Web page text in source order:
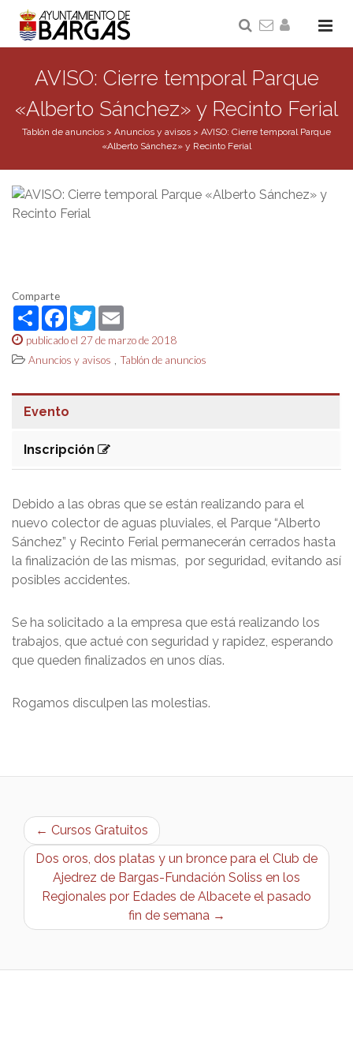
AVISO: Cierre temporal Parque
«Alberto Sánchez» y Recinto Ferial
Tablón de anuncios > Anuncios y avisos > AVISO: Cierre temporal Parque
«Alberto Sánchez» y Recinto Ferial
Comparte
ShareFacebook
Twitter
publicado el 27 de marzo de 2018
Anuncios y avisos , Tablón de anuncios
Evento
Inscripción
Debido a las obras que se están realizando para el
nuevo colector de aguas pluviales, el Parque “Alberto
Sánchez” y Recinto Ferial permanecerán cerrados hasta
la finalización de las mismas, por seguridad, evitando así
posibles accidentes.
Se ha solicitado a la empresa que está realizando los
trabajos, que actué con seguridad y rapidez, esperando
que queden finalizados en unos días.
Rogamos disculpen las molestias.
← Cursos Gratuitos
Dos oros, dos platas y un bronce para el Club de
Ajedrez de Bargas-Fundación Soliss en los
Regionales por Edades de Albacete el pasado
fin de semana →